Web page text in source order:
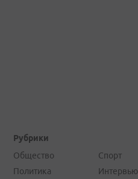
Рубрики
Общество
Политика
Спорт
Интервью